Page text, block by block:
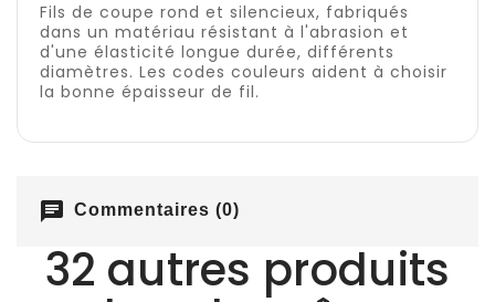
Fils de coupe rond et silencieux, fabriqués
dans un matériau résistant à l'abrasion et
d'une élasticité longue durée, différents
diamètres. Les codes couleurs aident à choisir
la bonne épaisseur de fil.
chat Commentaires (0)
32 autres produits